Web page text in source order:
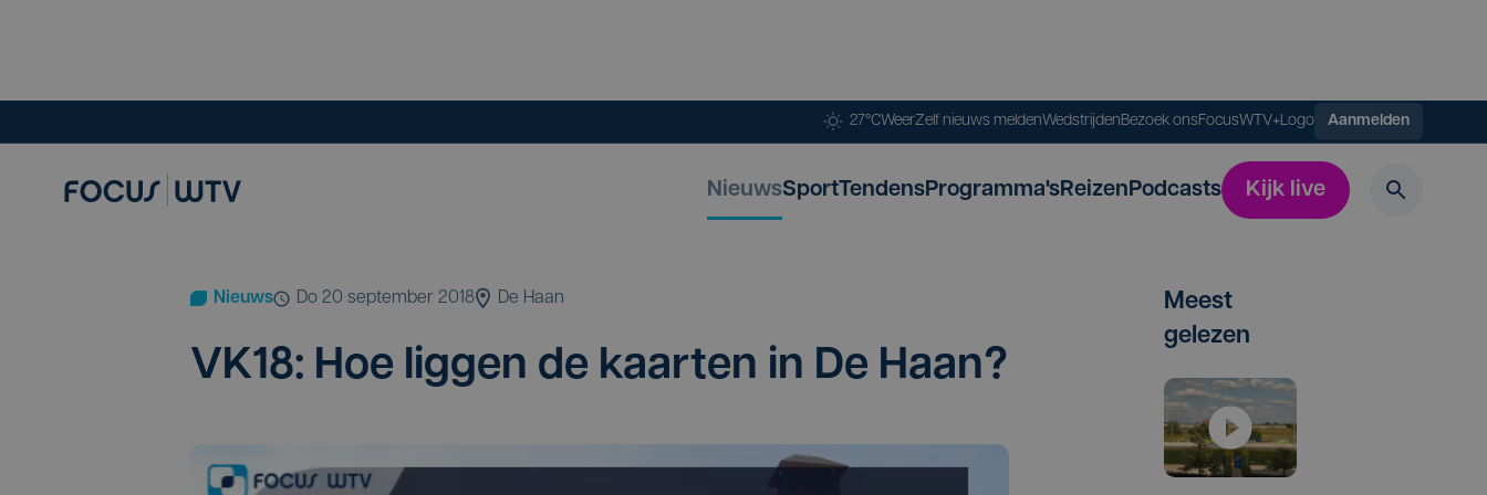
27°CWeerZelf nieuws meldenWedstrijdenBezoek onsFocusWTV+Logo Aanmelden
NieuwsSportTendensProgramma'sReizenPodcasts Kijk live
Nieuws do 20 september 2018 De Haan
VK18: Hoe lig­gen de kaar­ten in De Haan?
Meest
gelezen